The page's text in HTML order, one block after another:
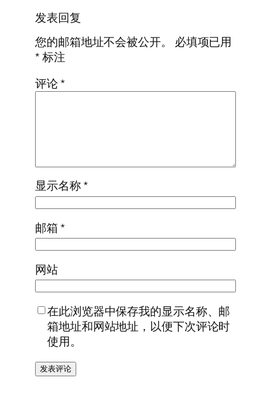
发表回复
您的邮箱地址不会被公开。
必填项已用
*标注
评论*
显示名称*
邮箱*
网站
在此浏览器中保存我的显示名称、邮
箱地址和网站地址，以便下次评论时
使用。